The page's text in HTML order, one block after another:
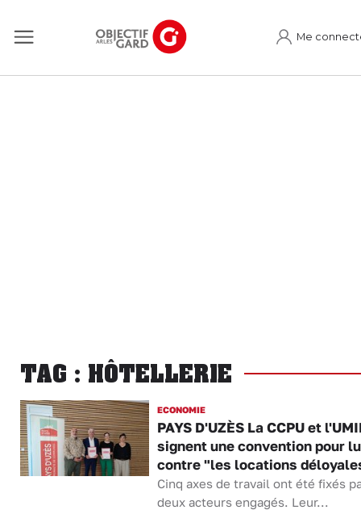
Me
TAG : HÔTELLERIE
ECONOMIE
PAYS D'UZÈS La CCPU et
signent une convention pour
contre "les locations
Cinq axes de travail ont été fixés
deux acteurs engagés. Leur...